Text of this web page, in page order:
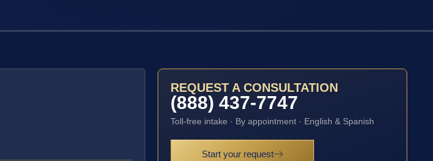
REQUEST A CONSULTATION
(888) 437-7747
Toll-free intake · By appointment · English & Spanish
Start your request